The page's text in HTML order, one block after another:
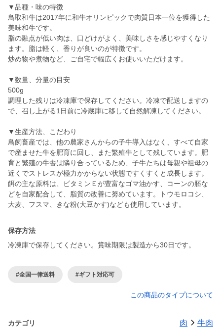
▼品種・味の特徴
鳥取和牛は2017年に和牛オリンピックで肉質日本一位を獲得した
美味和牛です。
脂の融点が低い肉は、口どけがよく、美味しさを感じやすくなり
ます。脂は軽く、香りが良いのが特徴です。
炒め物や煮物など、ご自宅で幅広くお使いいただけます。
▼数量、分量の目安
500g
調理した残りは冷凍庫で保存してください。冷凍で配送しますの
で、召し上がる1日前に冷蔵庫に移して自然解凍してください。
▼生産方法、こだわり
鳥飼畜産では、他の農家さんからの子牛導入はなく、すべて自家
で産ませた牛を肥育に回し、また繁殖牛として残しています。肥
育と繁殖の牛舎は隣り合っているため、子牛たちは母親や祖母の
近くでストレスが極力かからない状態ですくすくと成長します。
餌の主な原料は、ビタミンＥが豊富なゴマ油かす、コーンの胚な
どを自家配合して、脂質の改善に努めています。トウモロコシ、
保存方法
冷凍庫で保存してください。賞味期限は製造から30日です。
#全国一律送料 #ギフト対応可
この商品のタイプについて
カテゴリ 肉 牛肉